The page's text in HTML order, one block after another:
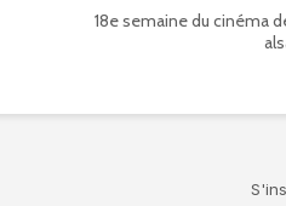
18e semaine du cinéma